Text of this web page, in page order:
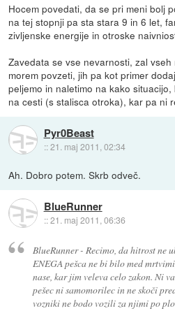
Hocem povedati, da se pri meni bolj
na tej stopnji pa sta stara 9 in 6 let,
zivljenske energije in otroske
Zavedata se vse nevarnosti, zal
morem povzeti, jih pa kot primer
peljemo in naletimo na kako
na cesti (s stalisca otroka), kar pa ni
Pyr0Beast
::21. maj 2011, 02:34
Ah. Dobro potem. Skrb odveč.
BlueRunner
::21. maj 2011, 06:36
BlueRunner - Recimo, da hitrost ne
ENEGA pešca ne bi bilo med
nase, kar jim veleva celo zakon. Ni
pešec ni samomorilec in ne skoči
vozniki ne bodo vozili za njimi po